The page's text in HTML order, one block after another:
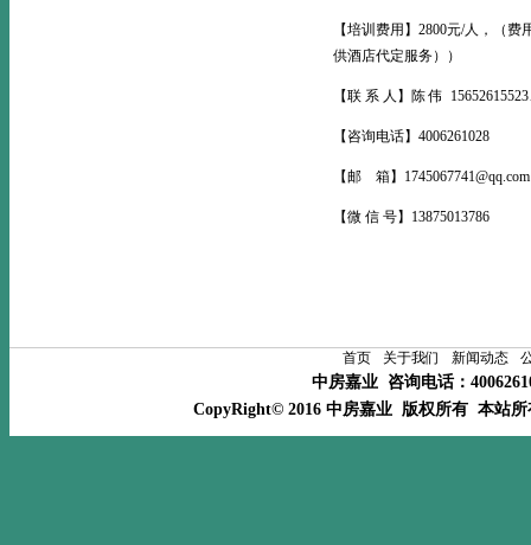
【培训费用】2800元/人，（
供酒店代定服务））
【联 系 人】陈 伟
【咨询电话】4006261028
【邮 箱】
【微 信 号】13875013786
首页 关于我们 新闻动态
中房嘉业 咨询电话：
CopyRight© 2016 中房嘉业 版权所有 本站